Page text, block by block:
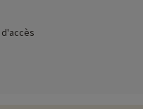
17€, enfant : à partir de 15€